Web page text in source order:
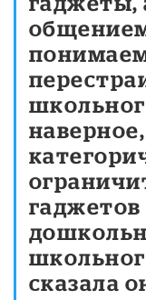
гаджетов
сказала